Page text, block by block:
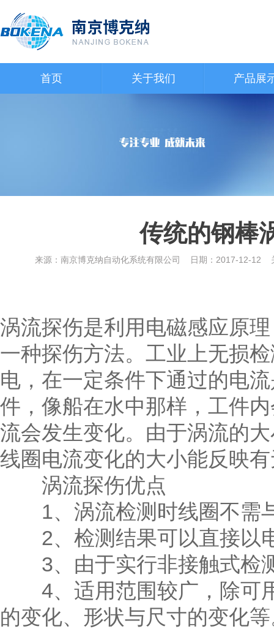
首页 关于我们 产品展
传统的钢棒
来源：南京博克纳自动化系统有限公司 日期：2017-12-12
涡流探伤是利用电磁感应原
一种探伤方法。工业上无损
电，在一定条件下通过的电
件，像船在水中那样，工件
流会发生变化。由于涡流的
线圈电流变化的大小能反映
涡流探伤优点
1、涡流检测时线圈不需
2、检测结果可以直接以
3、由于实行非接触式检
4、适用范围较广，除可
的变化、形状与尺寸的变化